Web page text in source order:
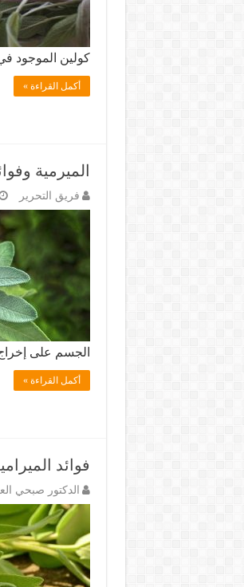
كولين الموجود
أكمل القراءة »
الميرمية
فريق التحرير
الجسم على
أكمل القراءة »
فوائد
الدكتور صبحي